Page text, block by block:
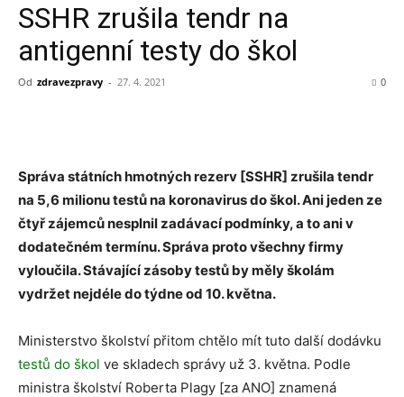
SSHR zrušila tendr na
antigenní testy do škol
Od zdravezpravy - 27. 4. 2021 0
Správa státních hmotných rezerv [SSHR] zrušila tendr
na 5,6 milionu testů na koronavirus do škol. Ani jeden ze
čtyř zájemců nesplnil zadávací podmínky, a to ani v
dodatečném termínu. Správa proto všechny firmy
vyloučila. Stávající zásoby testů by měly školám
vydržet nejdéle do týdne od 10. května.
Ministerstvo školství přitom chtělo mít tuto další dodávku
testů do škol ve skladech správy už 3. května. Podle
ministra školství Roberta Plagy [za ANO] znamená